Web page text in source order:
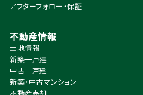
アフターフォロー・保証
不動産情報
土地情報
新築一戸建
中古一戸建
新築・中古マンション
不動産売却